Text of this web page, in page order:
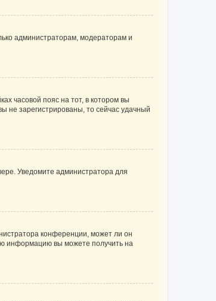
администраторам, модераторам и
часовой пояс на тот, в котором вы
не зарегистрированы, то сейчас удачный
Уведомите администратора для
конференции, может ли он
информацию вы можете получить на